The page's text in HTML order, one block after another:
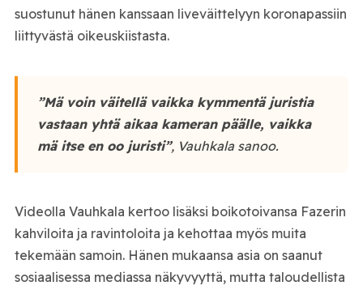
suostunut hänen kanssaan liveväittelyyn koronapassiin
liittyvästä oikeuskiistasta.
”Mä voin väitellä vaikka kymmentä juristia
vastaan yhtä aikaa kameran päälle, vaikka
mä itse en oo juristi”, Vauhkala sanoo.
Videolla Vauhkala kertoo lisäksi boikotoivansa Fazerin
kahviloita ja ravintoloita ja kehottaa myös muita
tekemään samoin. Hänen mukaansa asia on saanut
sosiaalisessa mediassa näkyvyyttä, mutta taloudellista